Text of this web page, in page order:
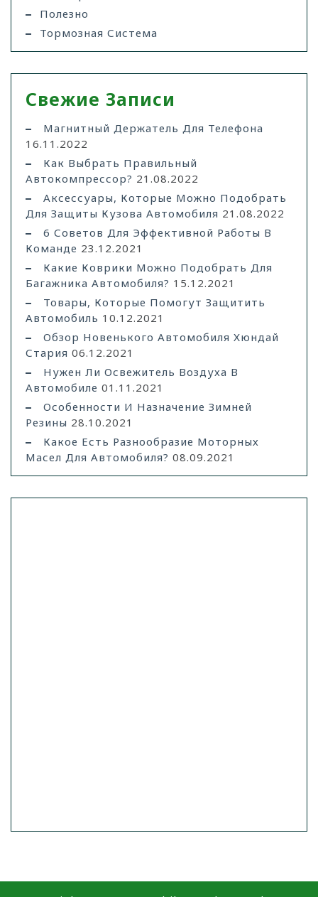
Полезно
Тормозная Система
Свежие Записи
Магнитный Держатель Для Телефона
16.11.2022
Как Выбрать Правильный
Автокомпрессор? 21.08.2022
Аксессуары, Которые Можно Подобрать
Для Защиты Кузова Автомобиля 21.08.2022
6 Советов Для Эффективной Работы В
Команде 23.12.2021
Какие Коврики Можно Подобрать Для
Багажника Автомобиля? 15.12.2021
Товары, Которые Помогут Защитить
Автомобиль 10.12.2021
Обзор Новенького Автомобиля Хюндай
Стария 06.12.2021
Нужен Ли Освежитель Воздуха В
Автомобиле 01.11.2021
Особенности И Назначение Зимней
Резины 28.10.2021
Какое Есть Разнообразие Моторных
Масел Для Автомобиля? 08.09.2021